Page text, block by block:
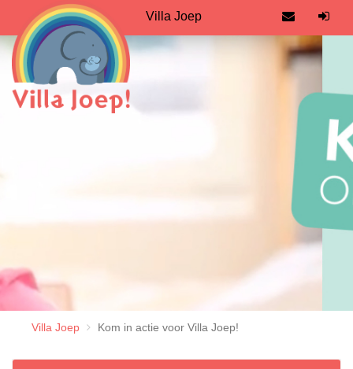
Villa Joep
Villa Joep Kom in actie voor Villa Joep!